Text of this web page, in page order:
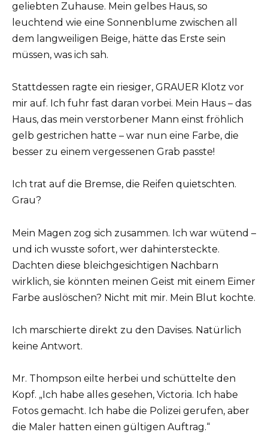
geliebten Zuhause. Mein gelbes Haus, so
leuchtend wie eine Sonnenblume zwischen all
dem langweiligen Beige, hätte das Erste sein
müssen, was ich sah.
Stattdessen ragte ein riesiger, GRAUER Klotz vor
mir auf. Ich fuhr fast daran vorbei. Mein Haus – das
Haus, das mein verstorbener Mann einst fröhlich
gelb gestrichen hatte – war nun eine Farbe, die
besser zu einem vergessenen Grab passte!
Ich trat auf die Bremse, die Reifen quietschten.
Grau?
Mein Magen zog sich zusammen. Ich war wütend –
und ich wusste sofort, wer dahintersteckte.
Dachten diese bleichgesichtigen Nachbarn
wirklich, sie könnten meinen Geist mit einem Eimer
Farbe auslöschen? Nicht mit mir. Mein Blut kochte.
Ich marschierte direkt zu den Davises. Natürlich
keine Antwort.
Mr. Thompson eilte herbei und schüttelte den
Kopf. „Ich habe alles gesehen, Victoria. Ich habe
Fotos gemacht. Ich habe die Polizei gerufen, aber
die Maler hatten einen gültigen Auftrag.“